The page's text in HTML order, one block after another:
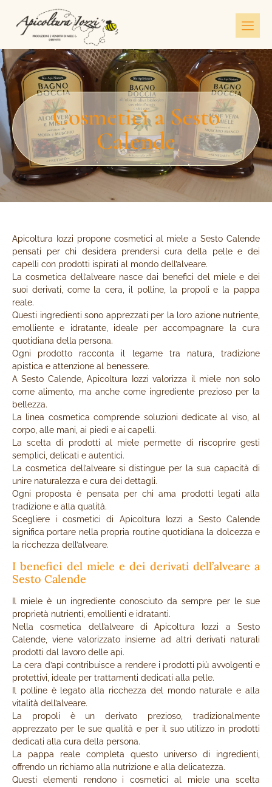
Cosmetici a Sesto
Calende
Apicoltura Iozzi propone cosmetici al miele a Sesto Calende
pensati per chi desidera prendersi cura della pelle e dei
capelli con prodotti ispirati al mondo dell’alveare.
La cosmetica dell’alveare nasce dai benefici del miele e dei
suoi derivati, come la cera, il polline, la propoli e la pappa
reale.
Questi ingredienti sono apprezzati per la loro azione nutriente,
emolliente e idratante, ideale per accompagnare la cura
quotidiana della persona.
Ogni prodotto racconta il legame tra natura, tradizione
apistica e attenzione al benessere.
A Sesto Calende, Apicoltura Iozzi valorizza il miele non solo
come alimento, ma anche come ingrediente prezioso per la
bellezza.
La linea cosmetica comprende soluzioni dedicate al viso, al
corpo, alle mani, ai piedi e ai capelli.
La scelta di prodotti al miele permette di riscoprire gesti
semplici, delicati e autentici.
La cosmetica dell’alveare si distingue per la sua capacità di
unire naturalezza e cura dei dettagli.
Ogni proposta è pensata per chi ama prodotti legati alla
tradizione e alla qualità.
Scegliere i cosmetici di Apicoltura Iozzi a Sesto Calende
significa portare nella propria routine quotidiana la dolcezza e
la ricchezza dell’alveare.
I benefici del miele e dei derivati dell’alveare a
Sesto Calende
Il miele è un ingrediente conosciuto da sempre per le sue
proprietà nutrienti, emollienti e idratanti.
Nella cosmetica dell’alveare di Apicoltura Iozzi a Sesto
Calende, viene valorizzato insieme ad altri derivati naturali
prodotti dal lavoro delle api.
La cera d’api contribuisce a rendere i prodotti più avvolgenti e
protettivi, ideale per trattamenti dedicati alla pelle.
Il polline è legato alla ricchezza del mondo naturale e alla
vitalità dell’alveare.
La propoli è un derivato prezioso, tradizionalmente
apprezzato per le sue qualità e per il suo utilizzo in prodotti
dedicati alla cura della persona.
La pappa reale completa questo universo di ingredienti,
offrendo un richiamo alla nutrizione e alla delicatezza.
Questi elementi rendono i cosmetici al miele una scelta